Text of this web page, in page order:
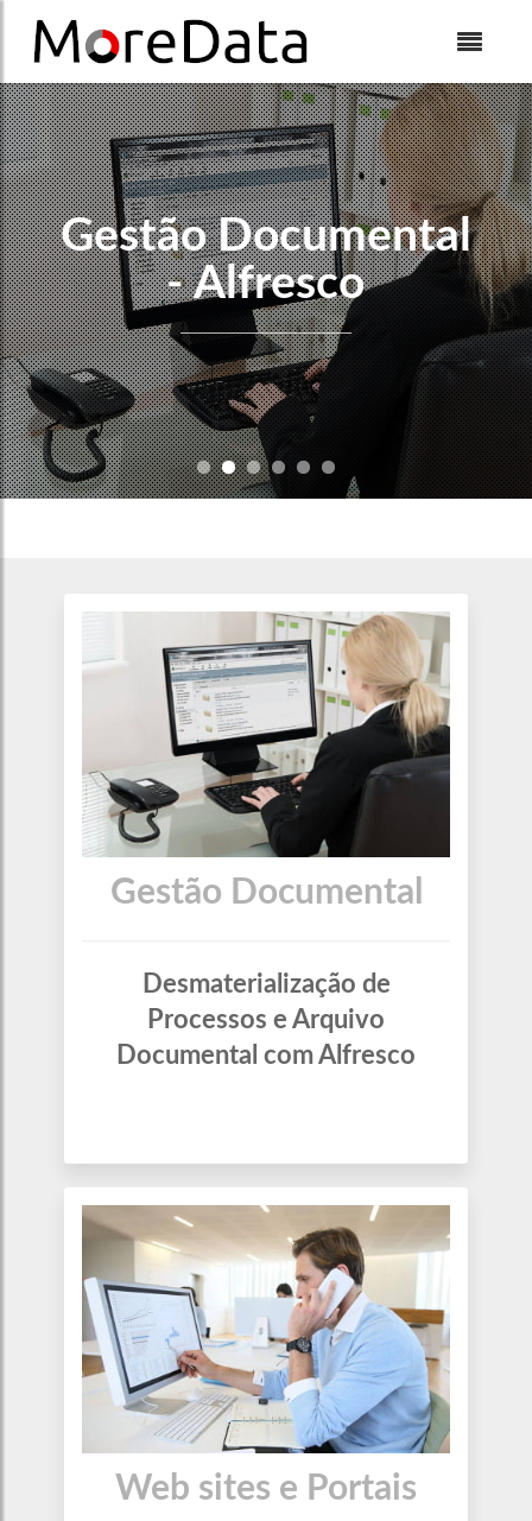
Gestão Documental
- Alfresco
Gestão Documental
Desmaterialização de
Processos e Arquivo
Documental com Alfresco
Web sites e Portais